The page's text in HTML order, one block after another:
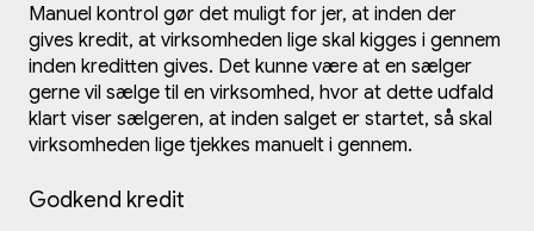
Manuel kontrol gør det muligt for jer, at inden der
gives kredit, at virksomheden lige skal kigges i gennem
inden kreditten gives. Det kunne være at en sælger
gerne vil sælge til en virksomhed, hvor at dette udfald
klart viser sælgeren, at inden salget er startet, så skal
virksomheden lige tjekkes manuelt i gennem.
Godkend kredit